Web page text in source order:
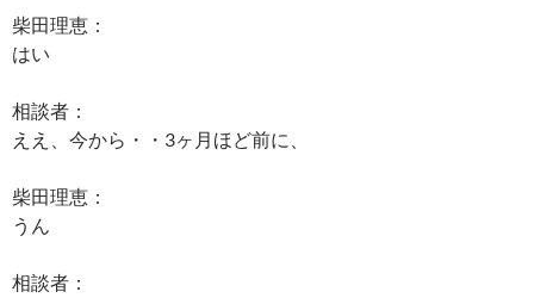
柴田理恵：
はい
相談者：
ええ、今から・・3ヶ月ほど前に、
柴田理恵：
うん
相談者：